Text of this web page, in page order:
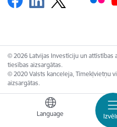
Language
© 2026 Latvijas Investīciju un attīstības
tiesības aizsargātas.
© 2020 Valsts kanceleja, Tīmekļvietņu
aizsargātas.